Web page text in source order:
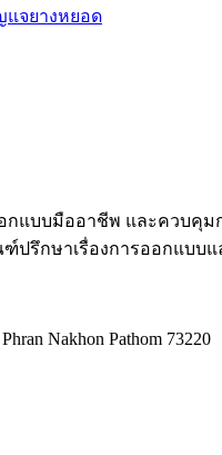
แจยางหยอด
แบบมืออาชีพ และควบคุ
าเรื่องการออกแบบและก
Nakhon Pathom 73220